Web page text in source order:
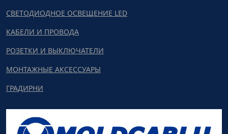
СВЕТОДИОДНОЕ ОСВЕЩЕНИЕ LED
КАБЕЛИ И ПРОВОДА
РОЗЕТКИ И ВЫКЛЮЧАТЕЛИ
МОНТАЖНЫЕ АКСЕССУАРЫ
ГРАДИРНИ